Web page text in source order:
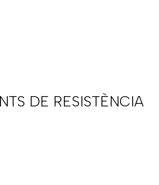
DE RESISTÈNCIA